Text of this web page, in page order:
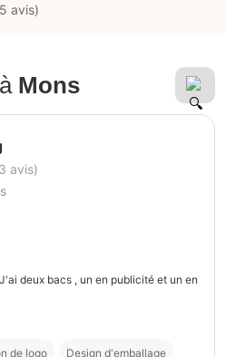
avis)
à Mons
avis)
deux bacs , un en publicité et un en
de logo Design d'emballage